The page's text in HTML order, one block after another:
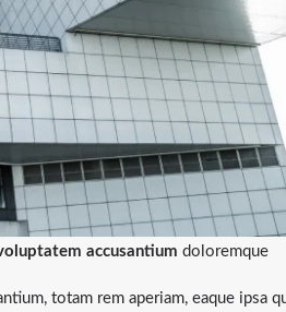
accusantium doloremque
totam rem aperiam, eaque ipsa